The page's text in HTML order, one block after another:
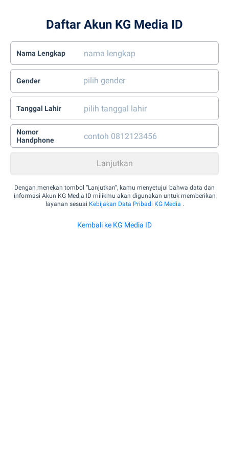
Daftar Akun KG Media ID
Nama Lengkap
Gender
Tanggal Lahir
Nomor
Handphone
Dengan menekan tombol “Lanjutkan”, kamu menyetujui bahwa data dan
informasi Akun KG Media ID milikmu akan digunakan untuk memberikan
layanan sesuai Kebijakan Data Pribadi KG Media .
Kembali ke KG Media ID